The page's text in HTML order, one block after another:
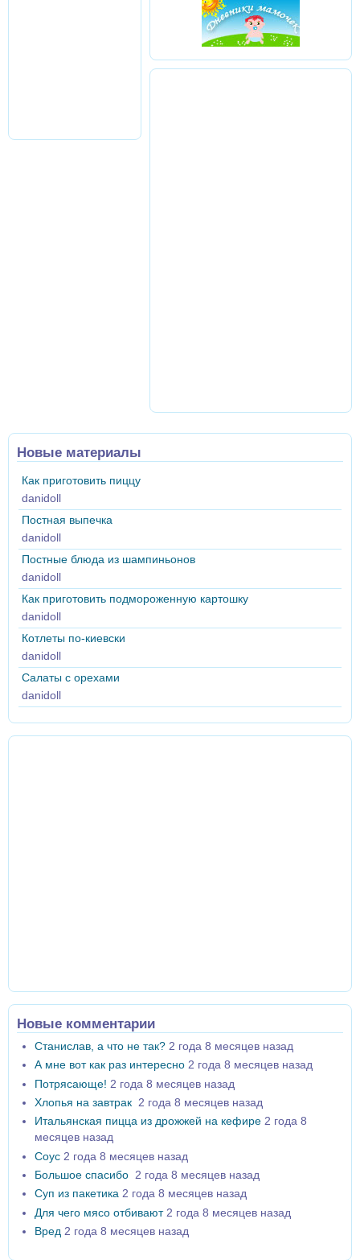
Новые материалы
Как приготовить пиццу
danidoll
Постная выпечка
danidoll
Постные блюда из шампиньонов
danidoll
Как приготовить подмороженную картошку
danidoll
Котлеты по-киевски
danidoll
Салаты с орехами
danidoll
Новые комментарии
Станислав, а что не так? 2 года 8 месяцев назад
А мне вот как раз интересно 2 года 8 месяцев назад
Потрясающе! 2 года 8 месяцев назад
Хлопья на завтрак 2 года 8 месяцев назад
Итальянская пицца из дрожжей на кефире 2 года 8
месяцев назад
Соус 2 года 8 месяцев назад
Большое спасибо 2 года 8 месяцев назад
Суп из пакетика 2 года 8 месяцев назад
Для чего мясо отбивают 2 года 8 месяцев назад
Вред 2 года 8 месяцев назад